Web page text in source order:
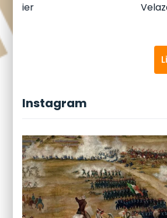
Velazquez Rendon Virginia
Instagram